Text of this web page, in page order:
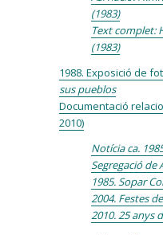
(1983)
Text complet:
(1983)
1988. Exposició de
sus pueblos
Documentació
2010)
Notícia ca.
Segregació de
1985. Sopar
2004. Festes
2010. 25 anys